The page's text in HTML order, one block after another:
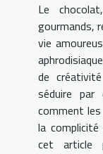
Le
gourmands,
vie
de
séduire
comment
la
cet article